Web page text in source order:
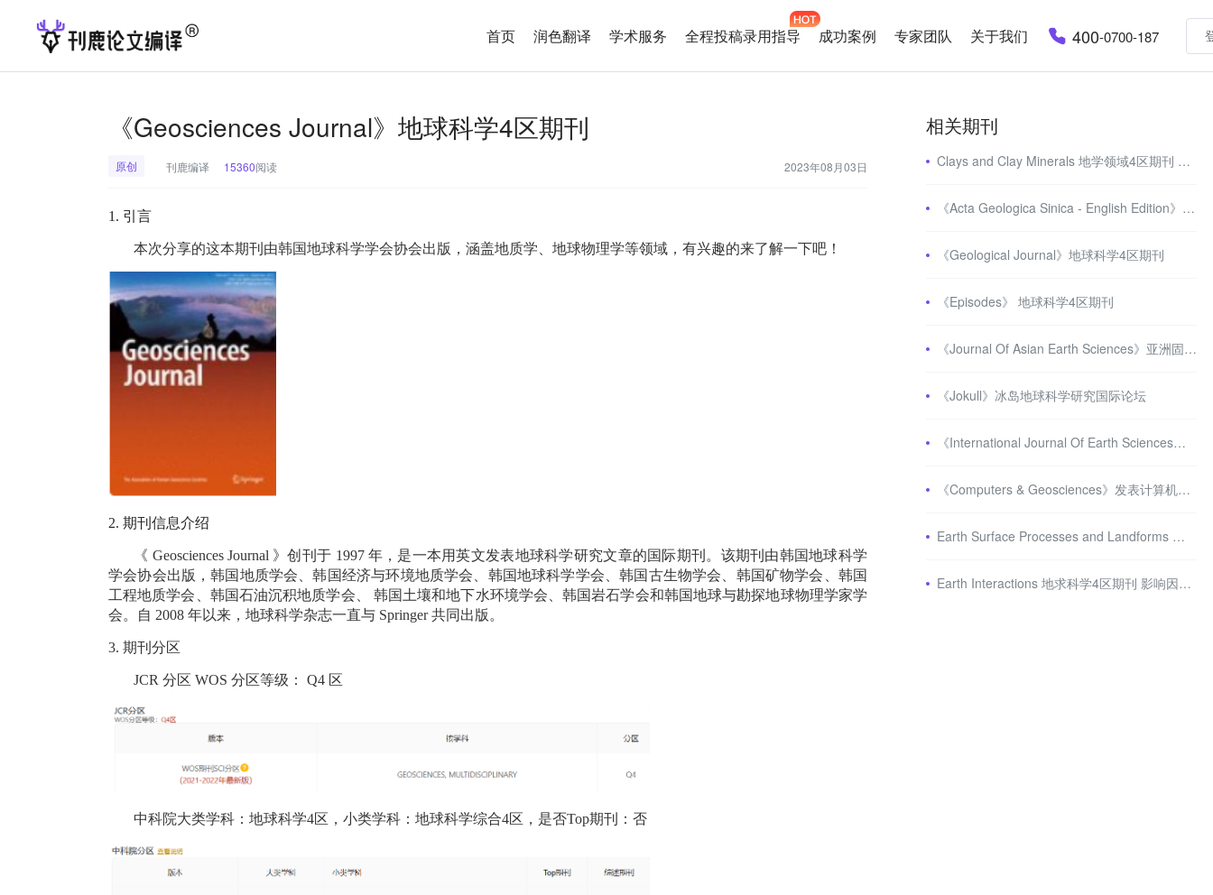
首页 润色翻译 学术服务 全程投稿录用指导 成功案例 专家团队 关于我们 400-0700-187
《Geosciences Journal》地球科学4区期刊
原创 刊鹿编译 15360阅读 2023年08月03日
1. 引言
本次分享的这本期刊由韩国地球科学学会协会出版，涵盖地质学、地球物理学等领域，有兴趣的来了解一下吧！
2. 期刊信息介绍
《 Geosciences Journal 》创刊于 1997 年，是一本用英文发表地球科学研究文章的国际期刊。该期刊由韩国地球科学
学会协会出版，韩国地质学会、韩国经济与环境地质学会、韩国地球科学学会、韩国古生物学会、韩国矿物学会、韩国
工程地质学会、韩国石油沉积地质学会、
韩国土壤和地下水环境学会、韩国岩石学会和韩国地球与勘探地球物理学家学
会。自 2008 年以来，地球科学杂志一直与 Springer 共同出版。
3. 期刊分区
JCR 分区 WOS 分区等级： Q4 区
中科院大类学科：地球科学4区，小类学科：地球科学综合4区，是否Top期刊：否
相关期刊
Clays and Clay Minerals 地学领域4区期刊 影响因子2分+
《Acta Geologica Sinica - English Edition》中国地质学会的学术季刊
《Geological Journal》地球科学4区期刊
《Episodes》 地球科学4区期刊
《Journal Of Asian Earth Sciences》亚洲固体地球科学相关sci期刊
《Jokull》冰岛地球科学研究国际论坛
《International Journal Of Earth Sciences》地球科学3区期刊
《Computers & Geosciences》发表计算机科学和地球科学之间高影响力的原创研究
Earth Surface Processes and Landforms 地球科学2区期刊 审稿严格
Earth Interactions 地求科学4区期刊 影响因子2分